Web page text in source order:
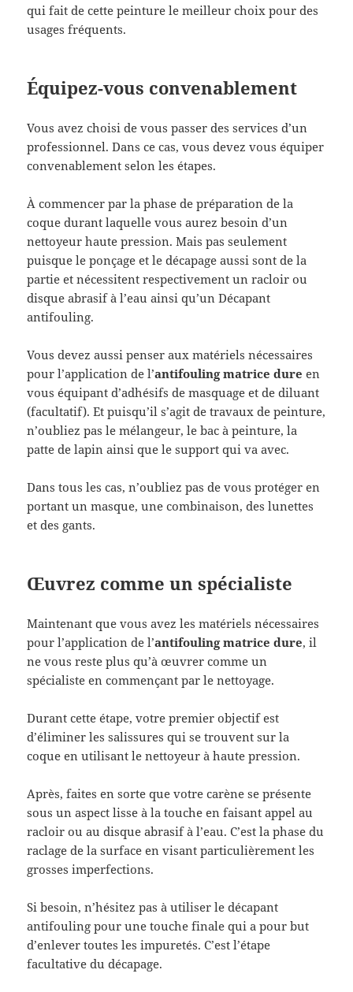
qui fait de cette peinture le meilleur choix pour des
usages fréquents.
Équipez-vous convenablement
Vous avez choisi de vous passer des services d’un
professionnel. Dans ce cas, vous devez vous équiper
convenablement selon les étapes.
À commencer par la phase de préparation de la
coque durant laquelle vous aurez besoin d’un
nettoyeur haute pression. Mais pas seulement
puisque le ponçage et le décapage aussi sont de la
partie et nécessitent respectivement un racloir ou
disque abrasif à l’eau ainsi qu’un Décapant
antifouling.
Vous devez aussi penser aux matériels nécessaires
pour l’application de l’antifouling matrice dureen
vous équipant d’adhésifs de masquage et de diluant
(facultatif). Et puisqu’il s’agit de travaux de peinture,
n’oubliez pas le mélangeur, le bac à peinture, la
patte de lapin ainsi que le support qui va avec.
Dans tous les cas, n’oubliez pas de vous protéger en
portant un masque, une combinaison, des lunettes
et des gants.
Œuvrez comme un spécialiste
Maintenant que vous avez les matériels nécessaires
pour l’application de l’antifouling matrice dure, il
ne vous reste plus qu’à œuvrer comme un
spécialiste en commençant par le nettoyage.
Durant cette étape, votre premier objectif est
d’éliminer les salissures qui se trouvent sur la
coque en utilisant le nettoyeur à haute pression.
Après, faites en sorte que votre carène se présente
sous un aspect lisse à la touche en faisant appel au
racloir ou au disque abrasif à l’eau. C’est la phase du
raclage de la surface en visant particulièrement les
grosses imperfections.
Si besoin, n’hésitez pas à utiliser le décapant
antifouling pour une touche finale qui a pour but
d’enlever toutes les impuretés. C’est l’étape
facultative du décapage.